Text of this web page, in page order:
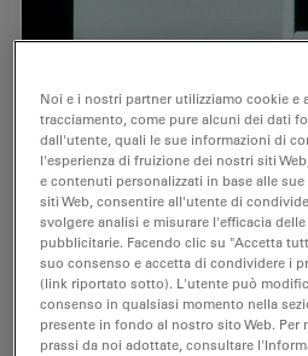
Noi e i nostri partner utilizziamo cookie e
tracciamento, come pure alcuni dei dati
dall'utente, quali le sue informazioni di
l'esperienza di fruizione dei nostri siti
e contenuti personalizzati in base alle
siti Web, consentire all'utente di
svolgere analisi e misurare l'efficacia
pubblicitarie. Facendo clic su "Accetta
suo consenso e accetta di condividere i
(link riportato sotto). L'utente può
consenso in qualsiasi momento nella
presente in fondo al nostro sito Web.
prassi da noi adottate, consultare